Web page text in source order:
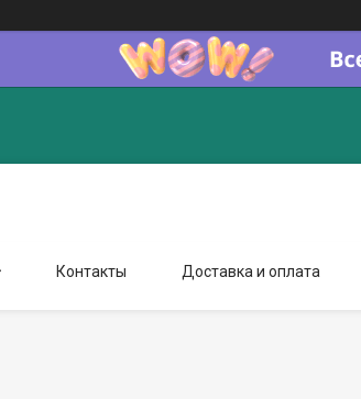
Контакты Доставка и оплата